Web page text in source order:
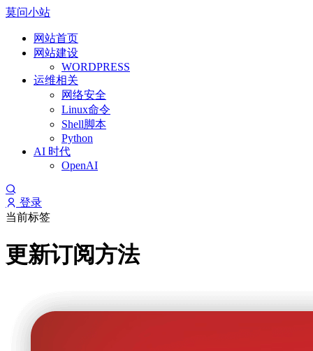
莫问小站
网站首页
网站建设
WORDPRESS
运维相关
网络安全
Linux命令
Shell脚本
Python
AI 时代
OpenAI
登录
当前标签
更新订阅方法